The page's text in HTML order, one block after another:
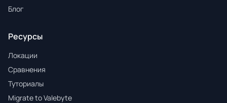
Блог
Ресурсы
Локации
Сравнения
Туториалы
Migrate to Valebyte